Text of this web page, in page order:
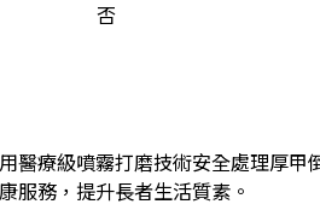
否
療級噴霧打磨技術安全處理厚
服務，提升長者生活質素。